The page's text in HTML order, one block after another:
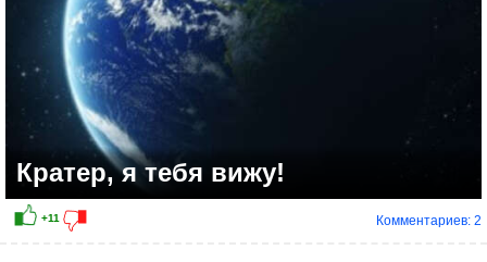
Кратер, я тебя вижу!
Комментариев: 2